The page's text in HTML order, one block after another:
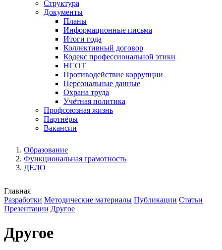
Структура
Документы
Планы
Информационные письма
Итоги года
Коллективный договор
Кодекс профессиональной этики
НСОТ
Противодействие коррупции
Персональные данные
Охрана труда
Учётная политика
Профсоюзная жизнь
Партнёры
Вакансии
Образование
Функциональная грамотность
ДЕЛО
Главная
Разработки Методические материалы Публикации Статьи
Презентации Другое
Другое